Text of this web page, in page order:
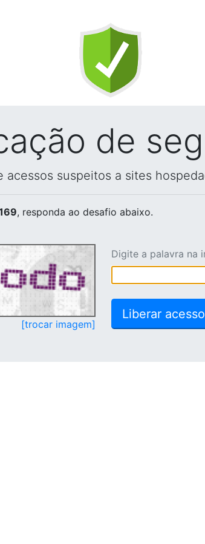
de
suspeitos a sites
, responda ao desafio abaixo.
[trocar imagem]
Digite a palavra na